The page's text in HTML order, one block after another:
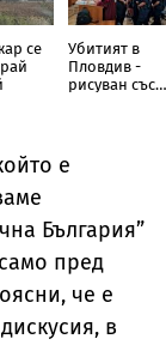
се
Убитият в
Пловдив -
рисуван със
е
България”
пред
че е
в